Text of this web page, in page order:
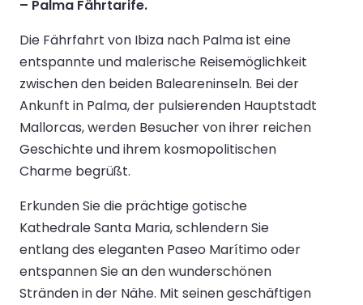
– Palma Fährtarife.
Die Fährfahrt von Ibiza nach Palma ist eine
entspannte und malerische Reisemöglichkeit
zwischen den beiden Baleareninseln. Bei der
Ankunft in Palma, der pulsierenden Hauptstadt
Mallorcas, werden Besucher von ihrer reichen
Geschichte und ihrem kosmopolitischen
Charme begrüßt.
Erkunden Sie die prächtige gotische
Kathedrale Santa Maria, schlendern Sie
entlang des eleganten Paseo Marítimo oder
entspannen Sie an den wunderschönen
Stränden in der Nähe. Mit seinen geschäftigen